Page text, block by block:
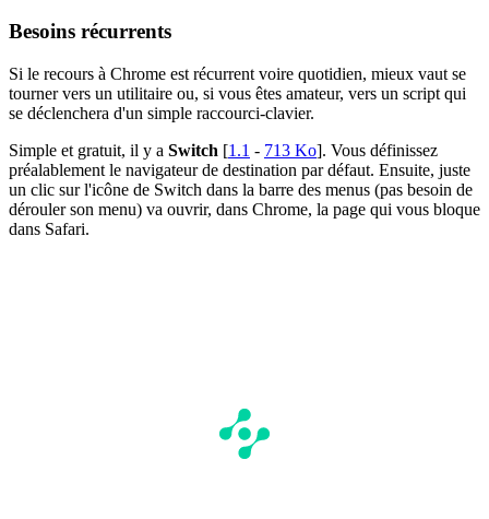
Besoins récurrents
Si le recours à Chrome est récurrent voire quotidien, mieux vaut se
tourner vers un utilitaire ou, si vous êtes amateur, vers un script qui
se déclenchera d'un simple raccourci-clavier.
Simple et gratuit, il y a Switch [1.1 - 713 Ko]. Vous définissez
préalablement le navigateur de destination par défaut. Ensuite, juste
un clic sur l'icône de Switch dans la barre des menus (pas besoin de
dérouler son menu) va ouvrir, dans Chrome, la page qui vous bloque
dans Safari.